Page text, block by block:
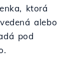
ktorá
alebo
pod